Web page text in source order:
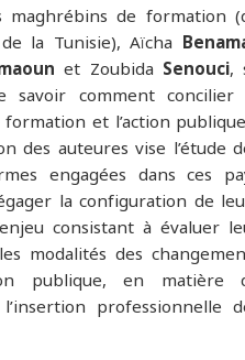
maghrébins de formation
la Tunisie), Aïcha
et Zoubida Senouci,
savoir comment concilier
et l’action
des auteures vise l’étude
engagées dans ces
la configuration de
consistant à évaluer
modalités des
publique, en matière
professionnelle